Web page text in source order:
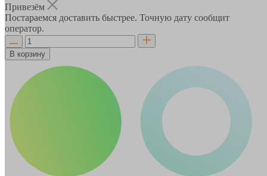
Привезём
Постараемся доставить быстрее. Точную дату сообщит
оператор.
В корзину